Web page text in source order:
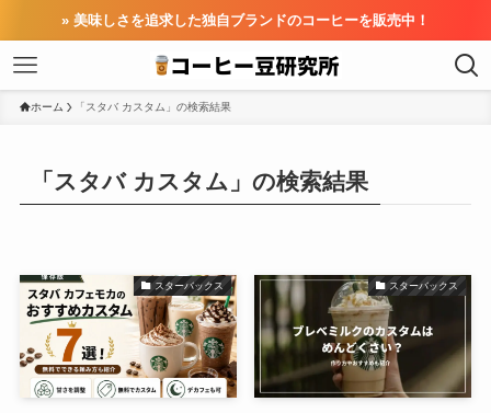
» 美味しさを追求した独自ブランドのコーヒーを販売中！
ホーム 「スタバ カスタム」の検索結果
「スタバ カスタム」の検索結果
スターバックス スターバックス